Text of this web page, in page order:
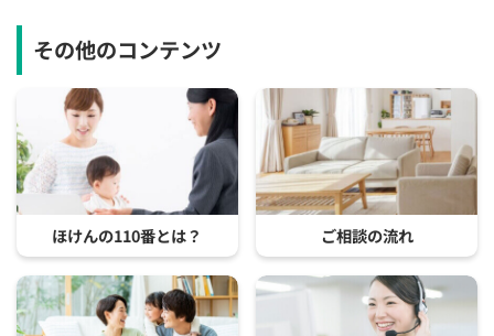
その他のコンテンツ
ほけんの110番とは？ ご相談の流れ